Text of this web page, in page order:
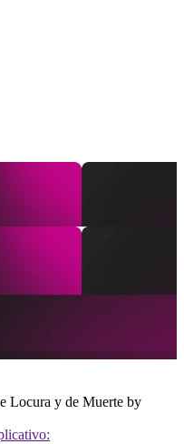
Locura y de Muerte by